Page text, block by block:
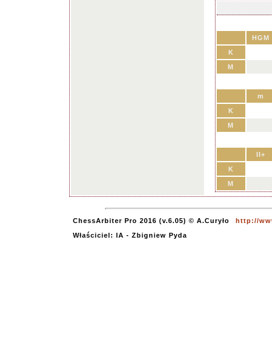
HGM
K
M
m
K
M
II+
K
M
ChessArbiter Pro 2016 (v.6.05) © A.Curyło
http://
Właściciel: IA - Zbigniew Pyda